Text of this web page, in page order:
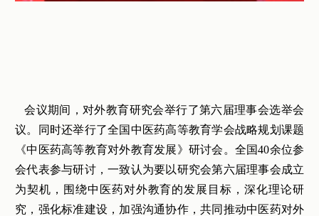
会议期间，对外教育研究会举行了第六届理事会选举会
议。同时还举行了全国中医药高等教育学会战略规划课题
《中医药高等教育对外教育发展》研讨会。全国40余位参
会代表参与研讨，一致认为要以研究会第六届理事会成立
为契机，围绕中医药对外教育的发展目标，深化理论研
究，强化标准建设，加强沟通协作，共同推动中医药对外